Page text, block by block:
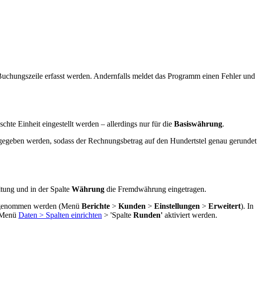
erfasst werden. Andernfalls meldet das Programm einen Fehler und
Einheit eingestellt werden – allerdings nur für die Basiswährung.
werden, sodass der Rechnungsbetrag auf den Hundertstel genau gerundet
und in der Spalte Währung die Fremdwährung eingetragen.
werden (Menü Berichte > Kunden > Einstellungen > Erweitert). In
Daten > Spalten einrichten > 'Spalte Runden' aktiviert werden.